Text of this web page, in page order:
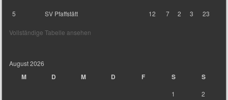
5 SV Pfaffstätt 12 7 2 3 23
Vollständige Tabelle ansehen
August 2026
M D M D F S S
1
2